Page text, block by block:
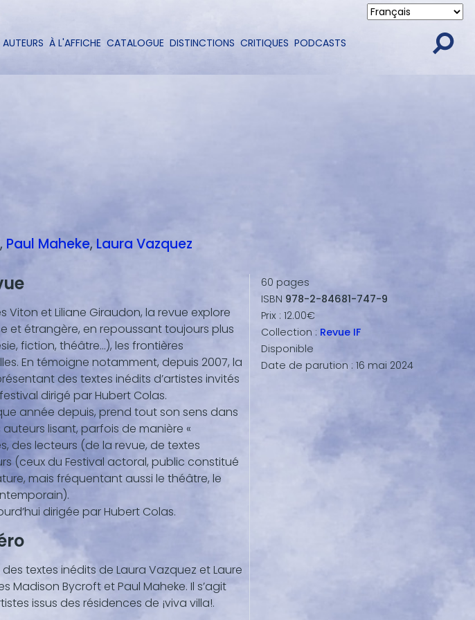
contenu
AUTEURS À L'AFFICHE CATALOGUE DISTINCTIONS CRITIQUES PODCASTS
Paul Maheke Laura Vazquez
Viton et Liliane Giraudon, la revue explore
et étrangère, en repoussant toujours plus
fiction, théâtre...), les frontières
En témoigne notamment, depuis 2007, la
des textes inédits d’artistes invités
dirigé par Hubert Colas.
année depuis, prend tout son sens dans
lisant, parfois de manière «
des lecteurs (de la revue, de textes
(ceux du Festival actoral, public constitué
mais fréquentant aussi le théâtre, le
dirigée par Hubert Colas.
textes inédits de Laura Vazquez et Laure
Madison Bycroft et Paul Maheke. Il s’agit
issus des résidences de ¡viva villa!.
60 pages
ISBN 978-2-84681-747-9
Prix : 12.00€
Collection : Revue IF
Disponible
Date de parution : 16 mai 2024